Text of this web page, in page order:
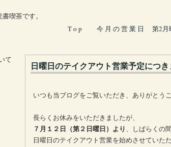
喫茶です。
T o p
今 月 の 営 業 日 第2月
日曜日のテイクアウト営業予定につ
いつも当ブログをご覧いただき、ありがとうご
長らくお休みをいただきましたが、
７月１２日（第２日曜日）より 、しばらくの
日曜日のテイクアウト営業を始めさせていただ
て